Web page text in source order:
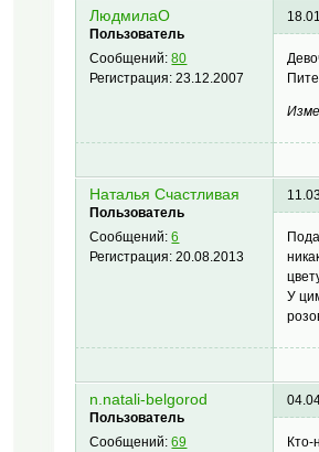
ЛюдмилаО
Пользователь
Сообщений:80
Регистрация:23.12.2007
Наталья Счастливая
Пользователь
Сообщений:6
Регистрация:20.08.2013
У
n.natali-belgorod
Пользователь
Сообщений:69
Кто-